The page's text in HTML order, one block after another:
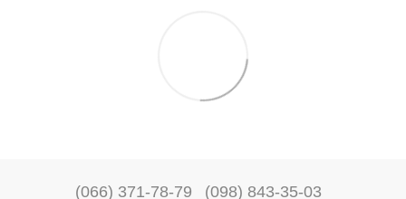
(066) 371-78-79 (098) 843-35-03